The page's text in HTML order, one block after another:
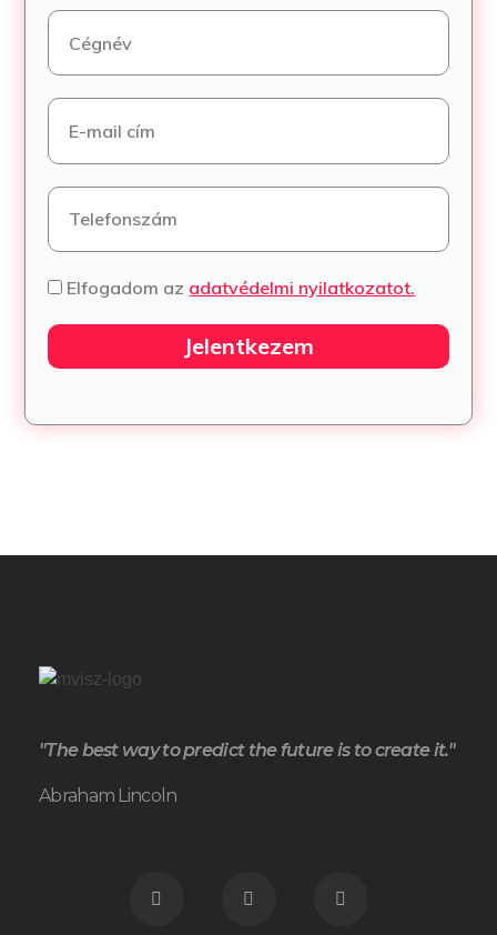
Elfogadom az adatvédelmi nyilatkozatot.
Jelentkezem
"The best way to predict the future is to create it."
Abraham Lincoln